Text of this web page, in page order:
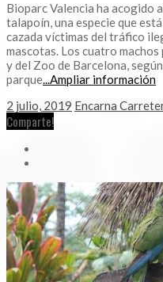
Bioparc Valencia ha acogido
talapoín, una especie que
cazada víctimas del tráfico
mascotas. Los cuatro
y del Zoo de Barcelona,
parque...Ampliar información
2 julio, 2019 Encarna
Comparte!